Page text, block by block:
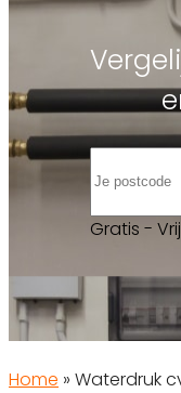
Gratis -
Home » Waterdruk